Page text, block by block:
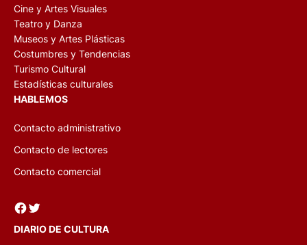
Cine y Artes Visuales
Teatro y Danza
Museos y Artes Plásticas
Costumbres y Tendencias
Turismo Cultural
Estadísticas culturales
HABLEMOS
Contacto administrativo
Contacto de lectores
Contacto comercial
Facebook Twitter
DIARIO DE CULTURA